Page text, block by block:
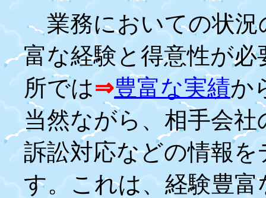
業務においての状況
富な経験と得意性が
所では⇒豊富な実績か
当然ながら、相手会
訴訟対応などの情報
す。これは、経験豊